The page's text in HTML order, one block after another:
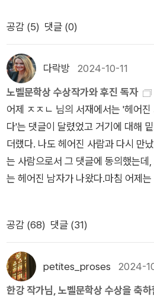
는 한강의 다른 책을 더 읽게 될까. 아
친구를 만나면 우리는 한강에 대해
않았던 대화지만 예전과 같으면서도
어’라는 나이 불충분하고 때로 불가능
읽을 누군가를 향해 열려 있는 통로라
해야 한다는 것을. 그리하여 마침내
년 뒤의 세계를 믿어야 할 것입니다.
거기 아직 살아남아 있으리라는 불확
의 기도」, 340쪽)저마다 독립적이었
동그라미가 되었다. 동그랗게 커지고
그 동그라미의 일부였고 전체였다는
로라는 사실이.
뒤늦게 깨닫는다. ‘나’의 꿈에 보이는 그로테스크한 아기부처는
어머니가 그리는 불화 3000장과 연
버티려고 하지 마라’ 라는 말과 함께
길과 혹독한 훈육에 상처 입은 그녀의
를 그리는 행위는 자신 안에 있는 한
기 위한 것이다. 어머니가 불화 3000
딘 3년의 시간은 서로 병행하고 있다.
는 동정과 연민이 뒤섞여 있었다. 살
편의 몸에 대한 혐오의 감정 때문에
하려 했던 그녀의 방식이고, 자신의
다. 한편 남편은 애인에게 버림받고
행동을 하는 것으로 자신을 향한 타
고 있음을 폭로한다. 우리는 자신의 상처로 스스로를 고독하게
가두고 어둠에 매몰된다. 곁에 있는
게 한다. 그것은 차가운 침묵과 외면,
외형 때문에 그녀는 매일 매일 죽어
업실에서 살게된 L은 자신의 과거이
상에 대해 강한 혐오감을 느낀다. 장
몇일 집을 비운 사이 그녀는 그녀의
떠난다. [다시는 예전으로 돌아갈 수
다. 그녀의 무엇인가가 내 내부의 무
없이 변화시켰다. 그러나 그것들이
아낼 수 없었다.] P.187이후 장운형
L과 대조적으로 아름다운 외모의 E,
에 숨겨진 진실이 있음을 어렴풋이
그의 눈빛에서 차가움을 느끼지만,
까? [이따금 나는 만년필을 내려놓고
의 물음을 들이댔을 때 꺼내 보여줄
가지고 있는 사람이 과연 있을까. 진
앞에 서는 일만이 남는 것 아닐까. 그
을 읽는 동안 중단하고 싶었던 순간
서 나는 작가의 고통에 대해 생각했다
는 과정을 보는 듯 했다. 사람을 향한
할 수 있을까?『흰』에서 작가는 ”무
우리 안의 어떤 부분을 들여다보고 싶
『소년이 온다』 『작별하지 않는다』와
연결되는 작품이다. 출간 순서와는 다르게 『흰』을 나중에 읽었
다. 그래서 그런지 『흰』이 두 소설과
점은 두 소설을 아우르는 어떤 메시
소설에서 해결되지 않는 고통과는 다
느꼈다. 『흰』에서 흰은 나의 흰과 그
달, 쌀, 파도, 백목련, 흰 새, 하얗게 웃
은 그녀의 ‘흰’-성에, 서리, 날개, 주먹
도, 진눈깨비, 흰 개, 눈보라, 재, 소금,
새들, 손수건 등-과 댓구와 평행을 이
“한 인간이 완전하게 결백한 존재가
라는 종에 속하기를 거부하는 이에게
질문에 머물러 있었다고 한다. 『채식주의자』에서 가장 먼저 기
억나는 장면은 정육점 앞을 지날 때
지나가는 영혜의 꿈이다. “입 안에 침이 고여. 정육점 앞을 지날
때 나는 입을 막아. 혀뿌리부터 차올
입술 사이로 새어나와 흘러내리려는
2p)” 그녀의 반복되는 악몽들은 어린 시절의 사건에서 비롯되
먹었던 누린내의 기억에서 그 꿈은
이 칼 조각을 입에서 뱉어낸 사건은
트리거가 되었다. 아마도 그 칼 조각
상징하는 것으로 보인다. 살인의 꿈,
굴을 들여다보는 꿈은 어린 시절 먹었
는 것 같은 절망감과 연결되어 있다.
점의 광기어린 인간 군상들의 이야기
승화하여 묘사하였다.내가 알게 된 것
내가 무슨 감정을 느끼는가는 중요하
장 잘 맞는 행동을 하고, 그러고 나서
들은 내가 처리해야 한다. 인내한다
거나. 어쨌든 내가 소화해낼 수 있으
국 내 안에서 진실이란, 존재하든 존
없었다. -62쪽손은 완벽하게 재생되
안의 비어 있는 공간을 제외한다면,
정교했다. 잔주름과 손톱, 가느다란
스란히 드러났다. 그 동안 내가 혼을
던 어떤 형상들보다 강렬하게 그 손은
명을, 숨결을 훔쳐 감쪽같이 내 것으
꼈다. 그러나 뻥 뚫린 손목의 입구로
속에는 혈관도 근육도 뼈도 없었다.
된 공간이었다. 그 때문에 그 손에서
공감 (5) 댓글 (0)
다락방 2024-10-11
노벨문학상 수상작가와 후진 독자
어제 ㅈㅈㄴ 님의 서재에서는 '헤어
다'는 댓글이 달렸었고 거기에 대해
더랬다. 나도 헤어진 사람과 다시 만
는 사람으로서 그 댓글에 동의했는데
는 헤어진 남자가 나왔다.마침 어제
는 헤어진 남자와 싱가폴에서 재회했
수 서로 다정했으면 좋았겠지만, 우리
먹었다. 나는 뛰다가 길을 잃어 이상
은 괴물 에게 쫓겼던 것도 같은데 하
공감 (68) 댓글 (31)
petites_proses 2024-
한강 작가님, 노벨문학상 수상을 축